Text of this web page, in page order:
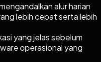
alur harian
lebih cepat serta lebih
yang jelas sebelum
operasional yang